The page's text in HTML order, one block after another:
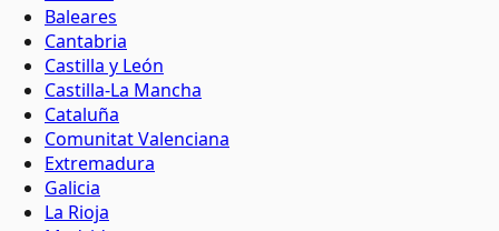
Baleares
Cantabria
Castilla y León
Castilla-La Mancha
Cataluña
Comunitat Valenciana
Extremadura
Galicia
La Rioja